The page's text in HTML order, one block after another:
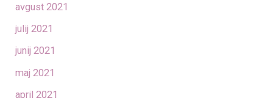
avgust 2021
julij 2021
junij 2021
maj 2021
april 2021